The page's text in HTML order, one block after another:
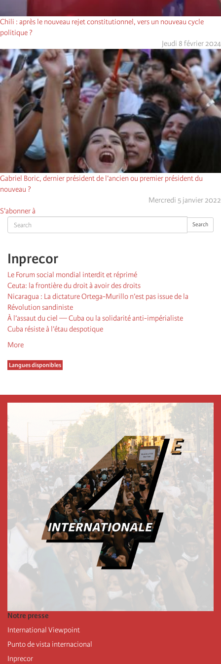
Search Search
Inprecor
Le Forum social mondial interdit et réprimé
Ceuta: la frontière du droit à avoir des droits
Nicaragua : La dictature Ortega-Murillo n’est pas issue de la
Révolution sandiniste
À l’assaut du ciel — Cuba ou la solidarité anti-impérialiste
Cuba résiste à l’étau despotique
More
Langues disponibles
Chili : après le nouveau rejet constitutionnel, vers un nouveau cycle
politique ?
Jeudi 8 février 2024
Gabriel Boric, dernier président de l’ancien ou premier président du
nouveau ?
Mercredi 5 janvier 2022
S'abonner à
Notre presse
International Viewpoint
Punto de vista internacional
Inprecor